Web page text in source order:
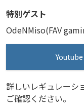
特別ゲスト
OdeNMiso(FAV
Youtube
詳しいレギュレーシ
ご確認ください。